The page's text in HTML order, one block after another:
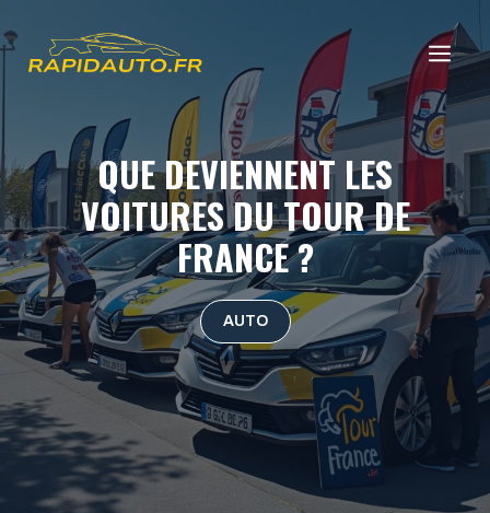
au
contenu
QUE DEVIENNENT LES
VOITURES DU TOUR DE
FRANCE ?
AUTO